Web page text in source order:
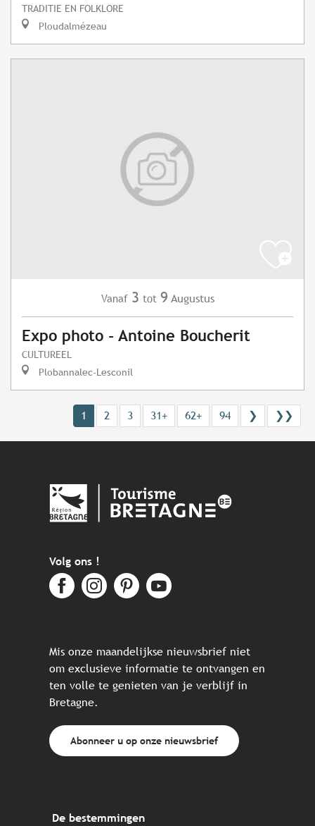
TRADITIE EN FOLKLORE
Ploudalmézeau
Vanaf 3 tot 9 Augustus
Expo photo - Antoine Boucherit
CULTUREEL
Plobannalec-Lesconil
1 2 3 31+ 62+ 94 ❯ ❯❯
Volg ons !
Mis onze maandelijkse nieuwsbrief niet
om exclusieve informatie te ontvangen en
ten volle te genieten van je verblijf in
Bretagne.
Abonneer u op onze nieuwsbrief
De bestemmingen